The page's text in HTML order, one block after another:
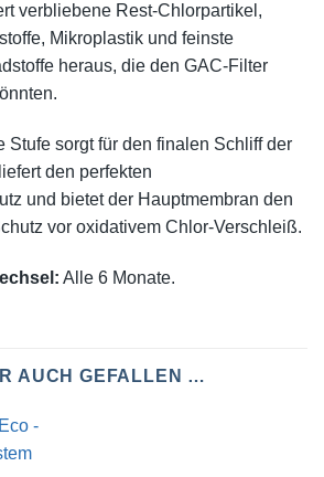
verbliebene Rest-Chlorpartikel,
Mikroplastik und feinste
heraus, die den GAC-Filter
Stufe sorgt für den finalen Schliff der
den perfekten
und bietet der Hauptmembran den
vor oxidativem Chlor-Verschleiß.
Alle 6 Monate.
AUCH GEFALLEN …